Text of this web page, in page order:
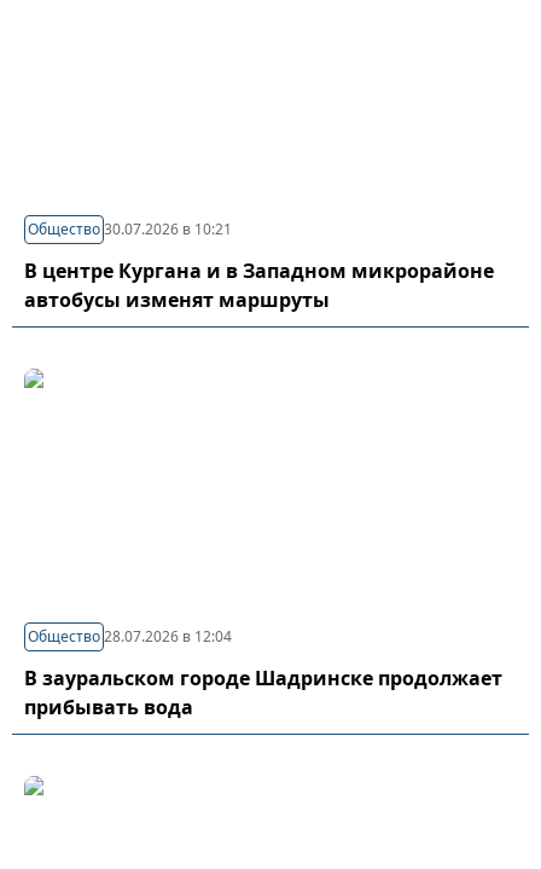
Общество30.07.2026 в 10:21
В центре Кургана и в Западном микрорайоне
автобусы изменят маршруты
Общество28.07.2026 в 12:04
В зауральском городе Шадринске продолжает
прибывать вода